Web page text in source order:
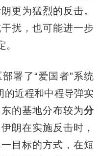
更为猛烈的反击。
扰，也可能进一步
署了“爱国者”系统
的近程和中程导弹实
的基地分布较为分
朗在实施反击时，
目标的方式，在短